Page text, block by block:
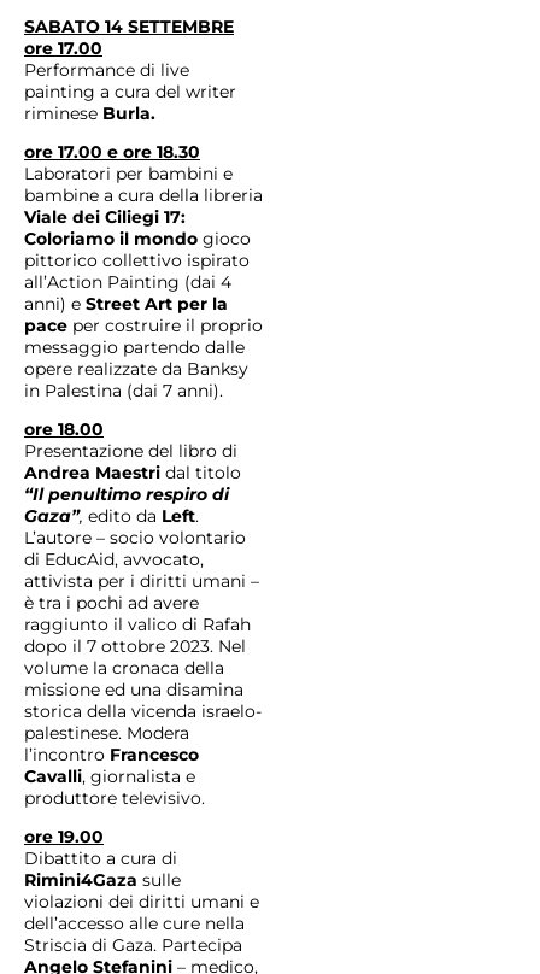
SABATO 14 SETTEMBRE
ore 17.00
Performance di live
painting a cura del writer
riminese Burla.
ore 17.00 e ore 18.30
Laboratori per bambini e
bambine a cura della libreria
Viale dei Ciliegi 17:
Coloriamo il mondo gioco
pittorico collettivo ispirato
all’Action Painting (dai 4
anni) e Street Art per la
pace per costruire il proprio
messaggio partendo dalle
opere realizzate da Banksy
in Palestina (dai 7 anni).
ore 18.00
Presentazione del libro di
Andrea Maestri dal titolo
“Il penultimo respiro di
Gaza”, edito da Left.
L’autore – socio volontario
di EducAid, avvocato,
attivista per i diritti umani –
è tra i pochi ad avere
raggiunto il valico di Rafah
dopo il 7 ottobre 2023. Nel
volume la cronaca della
missione ed una disamina
storica della vicenda israelo-
palestinese. Modera
l’incontro Francesco
Cavalli, giornalista e
produttore televisivo.
ore 19.00
Dibattito a cura di
Rimini4Gaza sulle
violazioni dei diritti umani e
dell’accesso alle cure nella
Striscia di Gaza. Partecipa
Angelo Stefanini – medico,